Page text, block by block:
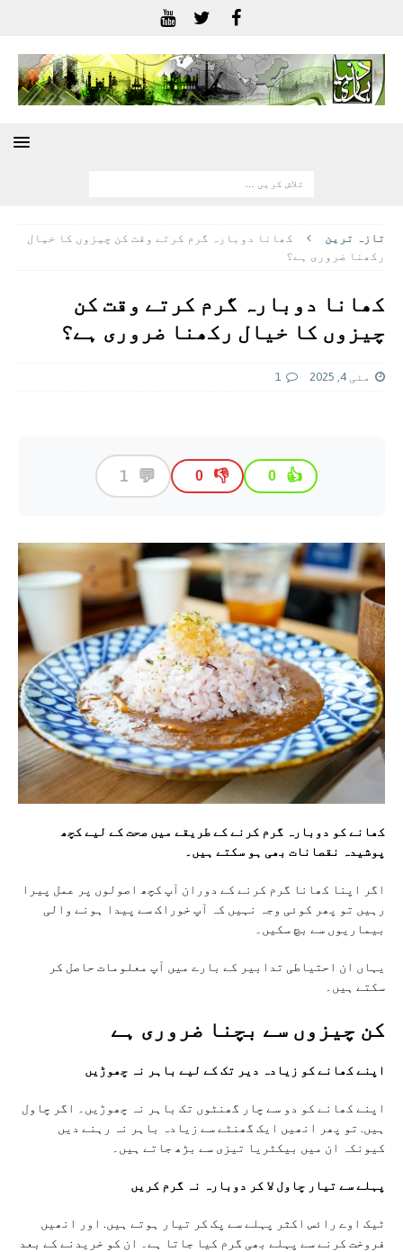
تازہ ترين
کھانا دوبارہ گرم کرتے وقت کن چیزوں کا خیال
رکھنا ضروری ہے؟
کھانا دوبارہ گرم کرتے وقت کن
چیزوں کا خیال رکھنا ضروری ہے؟
مئی 4, 2025 1
👍
0
👎
0
💬
1
کھانے کو دوبارہ گرم کرنے کے طریقے میں صحت کے لیے کچھ
پوشیدہ نقصانات بھی ہو سکتے ہیں۔
اگر اپنا کھانا گرم کرنے کے دوران آپ کچھ اصولوں پر عمل پیرا
رہیں تو پھر کوئی وجہ نہیں کہ آپ خوراک سے پیدا ہونے والی
بیماریوں سے بچ سکیں۔
یہاں ان احتیاطی تدابیر کے بارے میں آپ معلومات حاصل کر
سکتے ہیں۔
کن چیزوں سے بچنا ضروری ہے
اپنے کھانے کو زیادہ دیر تک کے لیے باہر نہ چھوڑیں
اپنے کھانے کو دو سے چار گھنٹوں تک باہر نہ چھوڑیں۔ اگر چاول
ہیں. تو پھر انھیں ایک گھنٹے سے زیادہ باہر نہ رہنے دیں
کیونکہ ان میں بیکٹریا تیزی سے بڑھ جاتے ہیں۔
پہلے سے تیار چاول لا کر دوبارہ نہ گرم کریں
ٹیک اوے رائس اکثر پہلے سے پک کر تیار ہوتے ہیں. اور انھیں
فروخت کرنے سے پہلے بھی گرم کیا جاتا ہے۔ ان کو خریدنے کے بعد